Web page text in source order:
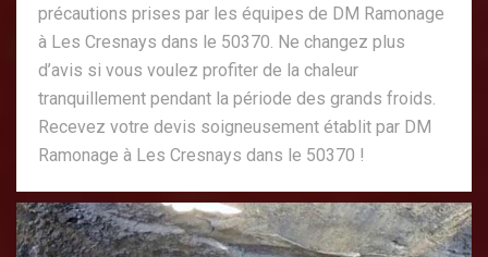
précautions prises par les équipes de DM Ramonage
à Les Cresnays dans le 50370. Ne changez plus
d’avis si vous voulez profiter de la chaleur
tranquillement pendant la période des grands froids.
Recevez votre devis soigneusement établit par DM
Ramonage à Les Cresnays dans le 50370 !